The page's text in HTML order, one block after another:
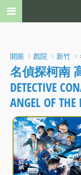
開眼 ﹥ 戲院 ﹥ 新竹
名偵探柯南
DETECTIVE
ANGEL OF